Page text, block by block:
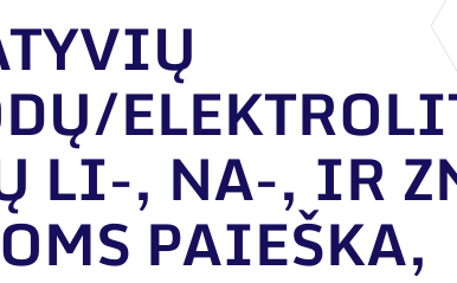
LI-, NA-, IR
PAIEŠKA,